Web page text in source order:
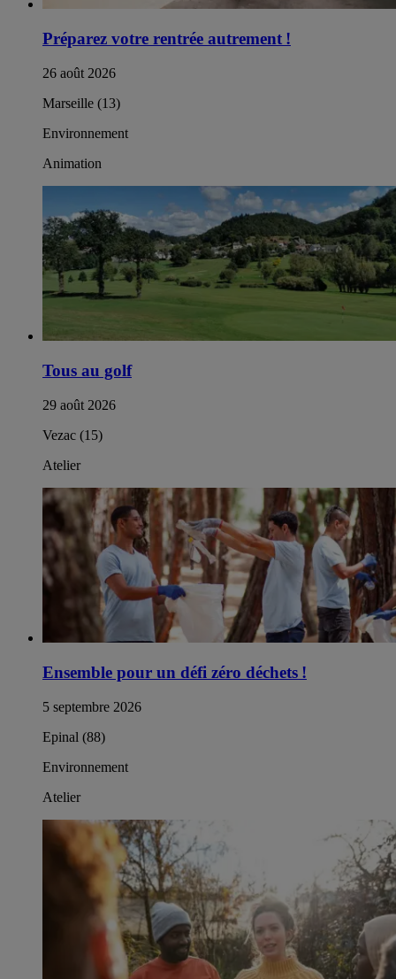
Préparez votre rentrée autrement !​
26 août 2026
Marseille (13)
Environnement
Animation
Tous au golf
29 août 2026
Vezac (15)
Atelier
Ensemble pour un défi zéro déchets !
5 septembre 2026
Epinal (88)
Environnement
Atelier